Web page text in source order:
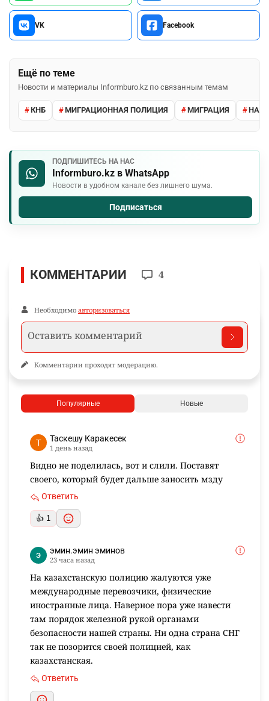
VK Facebook
Ещё по теме
Новости и материалы Informburo.kz по связанным темам
КНБ МИГРАЦИОННАЯ ПОЛИЦИЯ МИГРАЦИЯ
ПОДПИШИТЕСЬ НА НАС
Informburo.kz в WhatsApp
Новости в удобном канале без лишнего шума.
Подписаться
КОММЕНТАРИИ 4
Необходимо авторизоваться
Комментарии проходят модерацию.
Популярные Новые
Таскешу Каракесек
1 день назад
Видно не поделилась, вот и слили. Поставят
своего, который будет дальше заносить мзду
Ответить
👍 1
эмин.эмин эминов
23 часа назад
На казахстанскую полицию жалуются уже
международные перевозчики, физические
иностранные лица. Наверное пора уже навести
там порядок железной рукой органами
безопасности нашей страны. Ни одна страна СНГ
так не позорится своей полицией, как
казахстанская.
Ответить